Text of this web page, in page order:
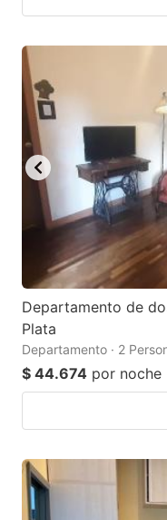
Departamento de
Plata
Departamento · 2
$ 44.674 por noche